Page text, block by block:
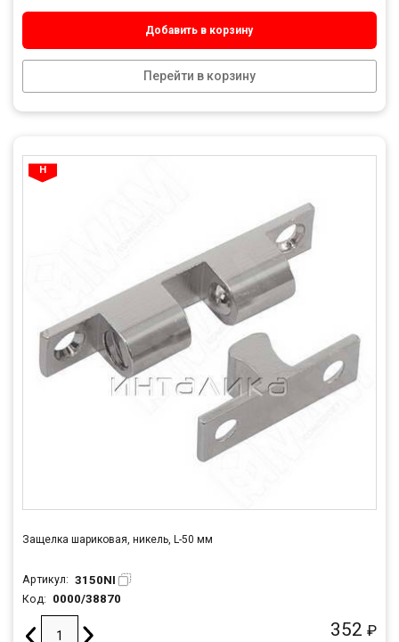
Добавить в корзину
Перейти в корзину
Защелка шариковая, никель, L-50 мм
Артикул: 3150NI
Код: 0000/38870
352 ₽